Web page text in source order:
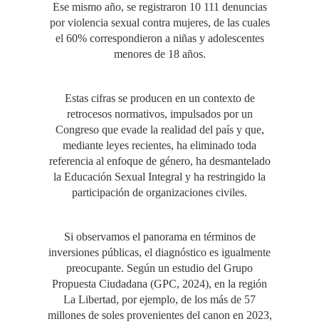
Ese mismo año, se registraron 10 111 denuncias
por violencia sexual contra mujeres, de las cuales
el 60% correspondieron a niñas y adolescentes
menores de 18 años.
Estas cifras se producen en un contexto de
retrocesos normativos, impulsados por un
Congreso que evade la realidad del país y que,
mediante leyes recientes, ha eliminado toda
referencia al enfoque de género, ha desmantelado
la Educación Sexual Integral y ha restringido la
participación de organizaciones civiles.
Si observamos el panorama en términos de
inversiones públicas, el diagnóstico es igualmente
preocupante. Según un estudio del Grupo
Propuesta Ciudadana (GPC, 2024), en la región
La Libertad, por ejemplo, de los más de 57
millones de soles provenientes del canon en 2023,